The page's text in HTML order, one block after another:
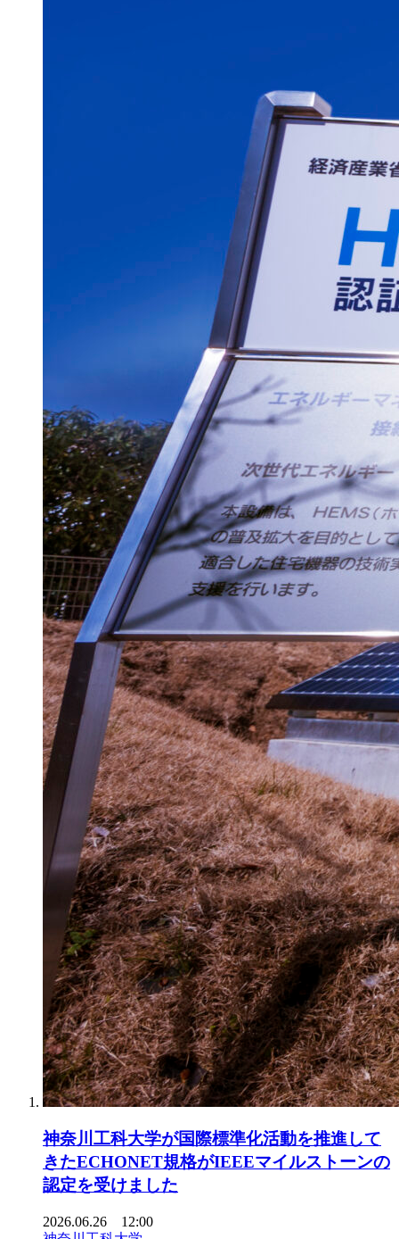
神奈川工科大学が国際標準化活動を推進して
きたECHONET規格がIEEEマイルストーンの
認定を受けました
2026.06.26 12:00